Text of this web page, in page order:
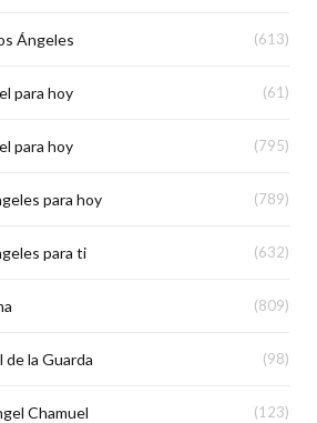
Ángeles (613)
para hoy (61)
para hoy (795)
para hoy (789)
para ti (632)
(809)
la Guarda (98)
Chamuel (123)